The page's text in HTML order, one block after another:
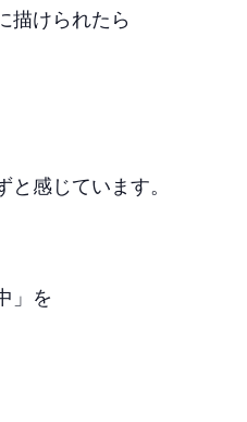
描けられたら
感じています。
」を